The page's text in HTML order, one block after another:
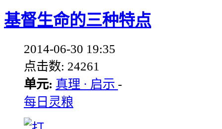
基督生命的三种特点
2014-06-30 19:35
点击数: 24261
单元: 真理 · 启示 -
每日灵粮